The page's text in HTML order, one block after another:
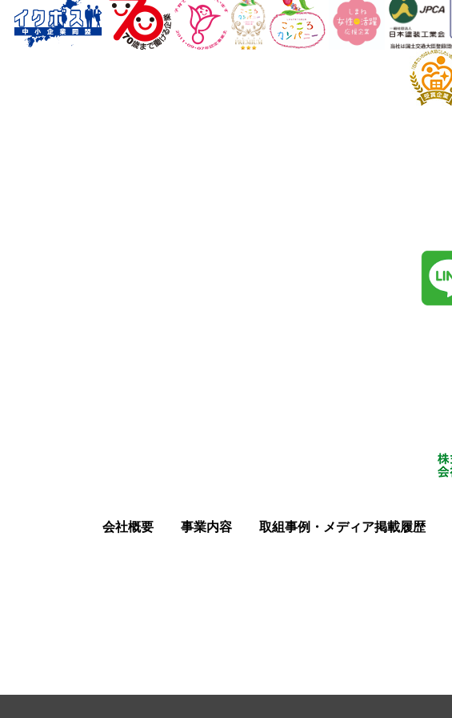
会社概要 事業内容 取組事例・メディア掲載履歴